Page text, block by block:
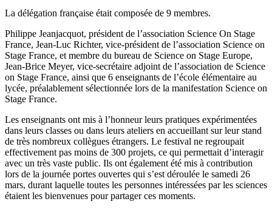
La délégation française était composée de 9 membres.
Philippe Jeanjacquot, président de l’association Science On Stage
France, Jean-Luc Richter, vice-président de l’association Science on
Stage France, et membre du bureau de Science on Stage Europe,
Jean-Brice Meyer, vice-secrétaire adjoint de l’association de Science
on Stage France, ainsi que 6 enseignants de l’école élémentaire au
lycée, préalablement sélectionnée lors de la manifestation Science on
Stage France.
Les enseignants ont mis à l’honneur leurs pratiques expérimentées
dans leurs classes ou dans leurs ateliers en accueillant sur leur stand
de très nombreux collègues étrangers. Le festival ne regroupait
effectivement pas moins de 300 projets, ce qui permettait d’interagir
avec un très vaste public. Ils ont également été mis à contribution
lors de la journée portes ouvertes qui s’est déroulée le samedi 26
mars, durant laquelle toutes les personnes intéressées par les sciences
étaient les bienvenues pour partager ces moments.